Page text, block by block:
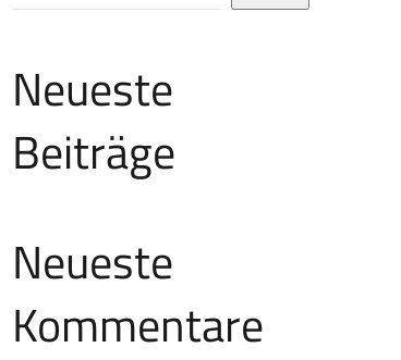
Neueste
Beiträge
Neueste
Kommentare